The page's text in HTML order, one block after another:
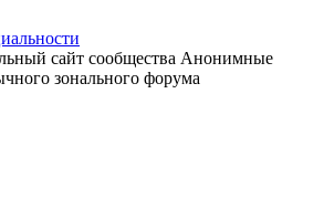
сайт сообщества Анонимные
зонального форума